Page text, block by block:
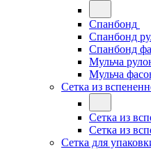
Спанбонд
Спанбонд
Спанбонд
Мульча
Мульча
Сетка из
Сетка из
Сетка из
Сетка для